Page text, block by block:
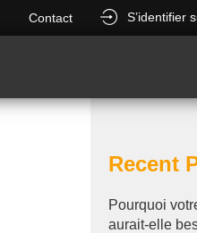
Contact S’identifier
Recent
Pourquoi
aurait-elle